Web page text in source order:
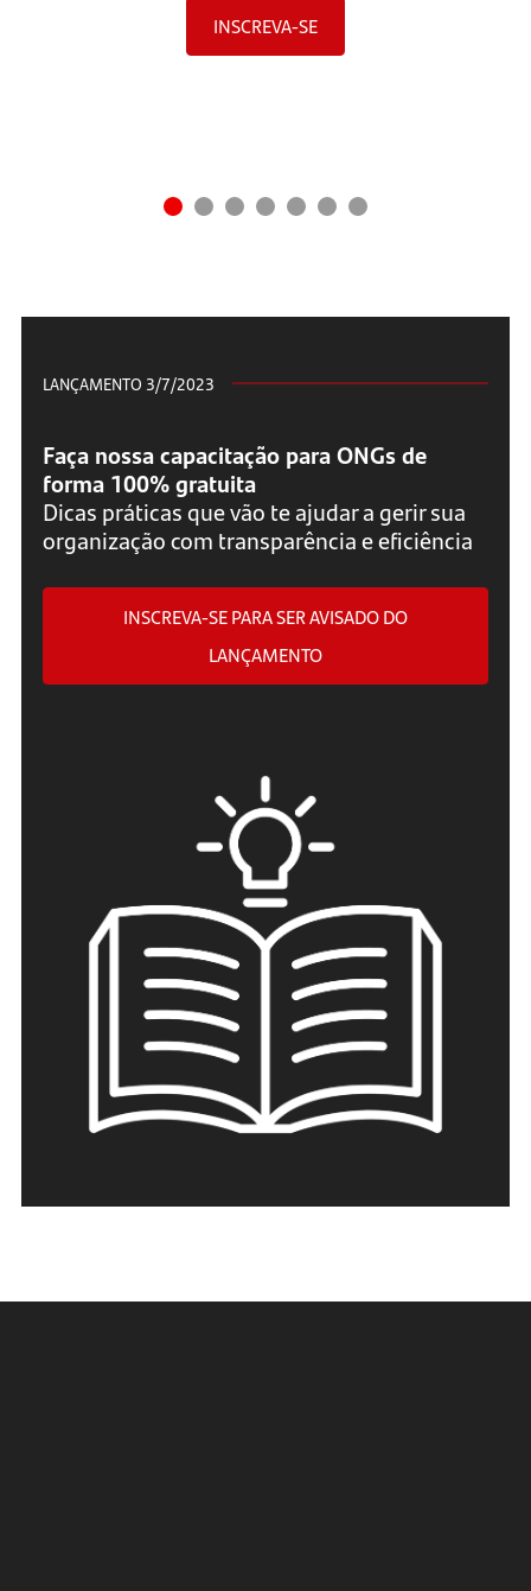
INSCREVA-SE
LANÇAMENTO 3/7/2023
Faça nossa capacitação para ONGs de
forma 100% gratuita
Dicas práticas que vão te ajudar a gerir sua
organização com transparência e eficiência
INSCREVA-SE PARA SER AVISADO DO
LANÇAMENTO